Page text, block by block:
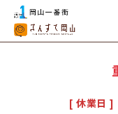
[ 休業日 ]